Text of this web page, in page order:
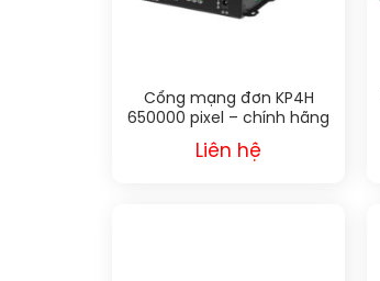
Cổng mạng đơn KP4H
650000 pixel – chính hãng
Kystar
Liên hệ